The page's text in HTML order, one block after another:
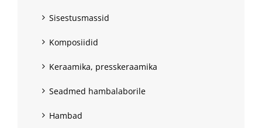
Sisestusmassid
Komposiidid
Keraamika, presskeraamika
Seadmed hambalaborile
Hambad